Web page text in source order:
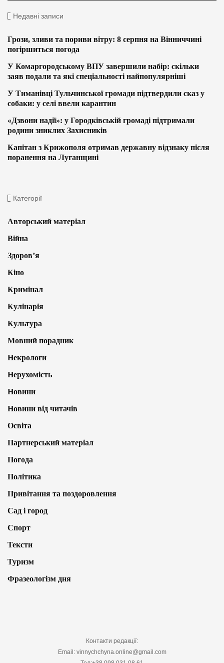
Недавні записи
Грози, зливи та пориви вітру: 8 серпня на Вінниччині
погіршиться погода
У Комаргородському ВПУ завершили набір: скільки
заяв подали та які спеціальності найпопулярніші
У Тиманівці Тульчинської громади підтвердили сказ у
собаки: у селі ввели карантин
«Дзвони надії»: у Городківській громаді підтримали
родини зниклих Захисників
Капітан з Крижополя отримав державну відзнаку після
поранення на Луганщині
Категорії
Авторський матеріал
Війна
Здоров’я
Кіно
Кримінал
Кулінарія
Культура
Мовний порадник
Некрологи
Нерухомість
Новини
Новини від читачів
Освіта
Партнерський матеріал
Погода
Політика
Привітання та поздоровлення
Сад і город
Спорт
Тексти
Туризм
Фразеологізм дня
Контакти редакції:
Email: vinnychchyna.online@gmail.com